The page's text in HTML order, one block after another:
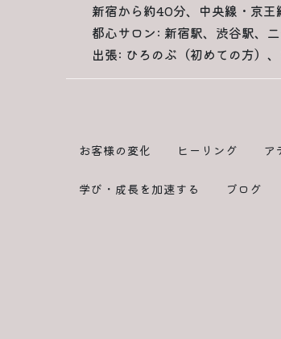
新宿から約40分、中央線・京王
都心サロン: 新宿駅、渋谷駅、
出張: ひろのぶ（初めての方）
お客様の変化 ヒーリング ア
学び・成長を加速する ブログ